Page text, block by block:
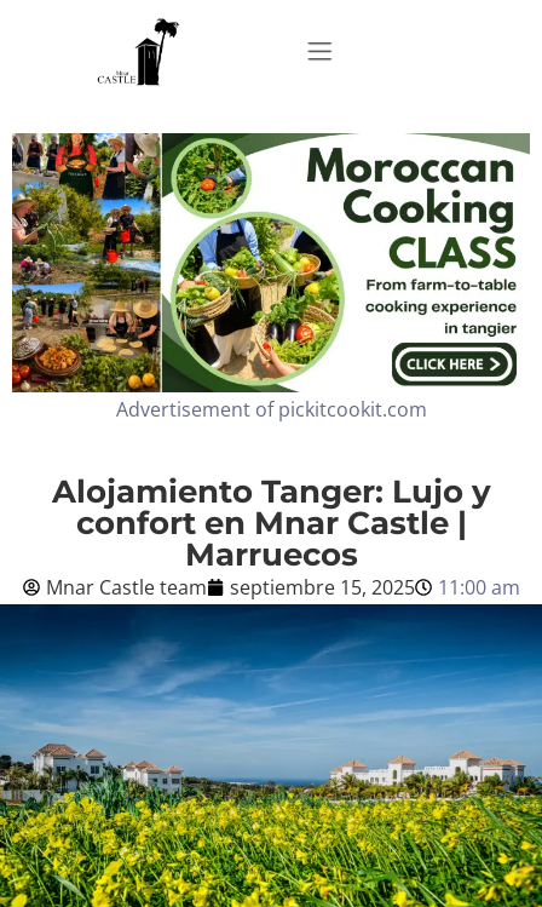
Home
About
Apartments
Our Top Experiences
Contact us
Blog
Español
BOOK NOW
Advertisement of pickitcookit.com
Alojamiento Tanger: Lujo y
confort en Mnar Castle |
Marruecos
Mnar Castle team septiembre 15, 2025 11:00 am